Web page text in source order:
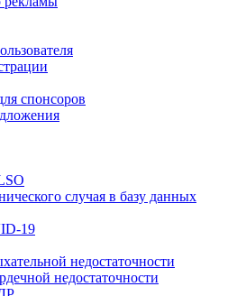
спонсоров
случая в базу данных
19
недостаточности
недостаточности